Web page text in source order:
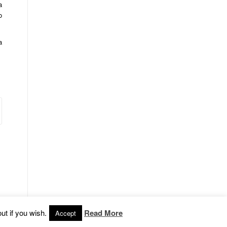
if you wish. Accept Read More